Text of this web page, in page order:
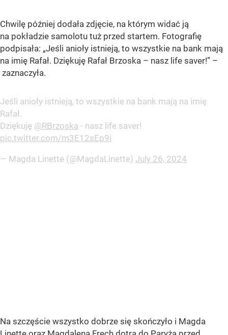
Chwilę później dodała zdjęcie, na którym widać ją
na pokładzie samolotu tuż przed startem. Fotografię
podpisała: „Jeśli anioły istnieją, to wszystkie na bank mają
na imię Rafał. Dziękuję Rafał Brzoska – nasz life saver!” –
zaznaczyła.
Jeśli anioły istnieją, to wszystkie na bank mają na imię
Rafał.
Dziękuję @RBrzoska - nasz life saver!
pic.twitter.com/m3E12sEp9i
— Magda Linette (@MagdaLinette) July 26, 2024
Na szczęście wszystko dobrze się skończyło i Magda